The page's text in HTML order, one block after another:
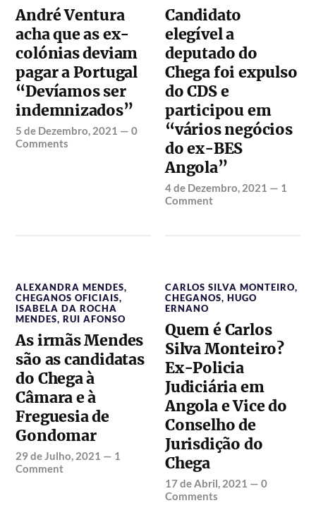
André Ventura
acha que as ex-
colónias deviam
pagar a Portugal
“Devíamos ser
indemnizados”
5 de Dezembro, 2021 —0
Comments
Candidato
elegível a
deputado do
Chega foi expulso
do CDS e
participou em
“vários negócios
do ex-BES
Angola”
4 de Dezembro, 2021 — 1
Comment
ALEXANDRA MENDES,
CHEGANOS OFICIAIS,
ISABELA DA ROCHA
MENDES,RUI AFONSO
As irmãs Mendes
são as candidatas
do Chega à
Câmara e à
Freguesia de
Gondomar
29 de Julho, 2021 — 1
Comment
CARLOS SILVA MONTEIRO,
CHEGANOS,HUGO
ERNANO
Quem é Carlos
Silva Monteiro?
Ex-Policia
Judiciária em
Angola e Vice do
Conselho de
Jurisdição do
Chega
17 de Abril, 2021 —0
Comments